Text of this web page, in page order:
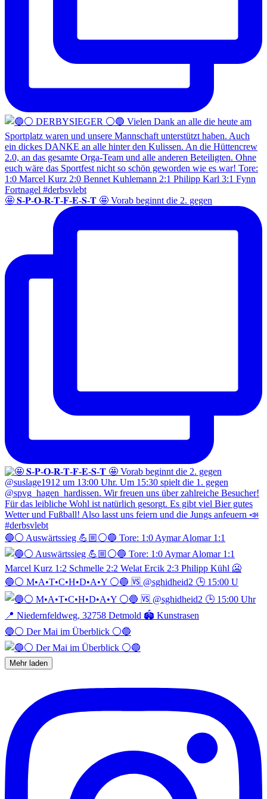
🤩 𝐒-𝐏-𝐎-𝐑-𝐓-𝐅-𝐄-𝐒-𝐓 🤩 Vorab beginnt die 2. gegen
🔵⚪️ Auswärtssieg 💪🏼⚪️🔵 Tore: 1:0 Aymar Alomar 1:1
🔵⚪️ M•A•T•C•H•D•A•Y ⚪️🔵 🆚 @sghidheid2 🕒 15:00 U
🔵⚪️ Der Mai im Überblick ⚪️🔵
Mehr laden